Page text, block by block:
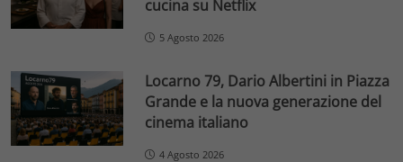
cucina su Netflix
5 Agosto 2026
Locarno 79, Dario Albertini in Piazza
Grande e la nuova generazione del
cinema italiano
4 Agosto 2026